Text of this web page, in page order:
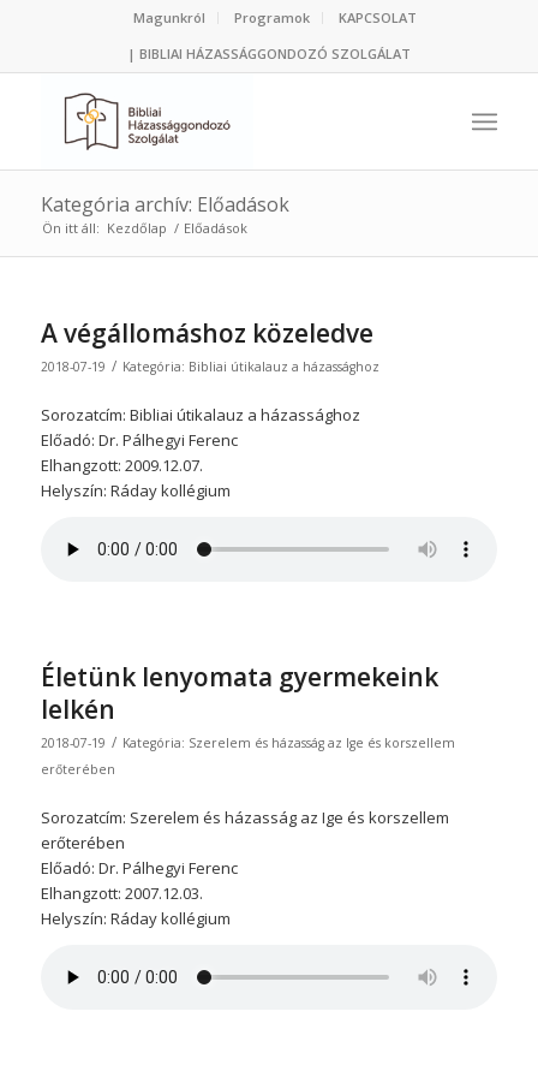
Magunkról Programok
KAPCSOLAT
| BIBLIAI HÁZASSÁGGONDOZÓ SZOLGÁLAT
Kategória archív: Előadások
Ön itt áll: Kezdőlap / Előadások
A végállomáshoz közeledve
2018-07-19 / Kategória: Bibliai útikalauz a házassághoz
Sorozatcím: Bibliai útikalauz a házassághoz
Előadó: Dr. Pálhegyi Ferenc
Elhangzott: 2009.12.07.
Helyszín: Ráday kollégium
Életünk lenyomata gyermekeink
lelkén
2018-07-19 / Kategória: Szerelem és házasság az Ige és korszellem
erőterében
Sorozatcím: Szerelem és házasság az Ige és korszellem
erőterében
Előadó: Dr. Pálhegyi Ferenc
Elhangzott: 2007.12.03.
Helyszín: Ráday kollégium